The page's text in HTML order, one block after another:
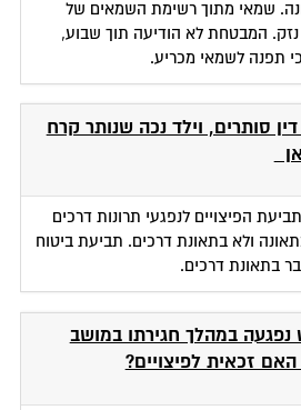
שמאי מתוך רשימת השמאים של
המבטחת לא הודיעה תוך שבוע,
תפנה לשמאי מכריע.
סותרים, וילד נכה שנותר קרח
הפיצויים לנפגעי תרונות דרכים
ולא בתאונת דרכים. תביעת ביטוח
בתאונת דרכים.
נפגעה במהלך חגירתו במושב
זכאית לפיצויים?